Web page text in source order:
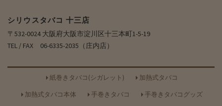
シリウスタバコ 十三店
〒532-0024 大阪府大阪市淀川区十三本町1-5-19
TEL / FAX 06-6335-2035（庄内店）
紙巻きタバコ(シガレット)
加熱式タバコ
加熱式タバコ本体
手巻きタバコ 手巻きタバコグッズ